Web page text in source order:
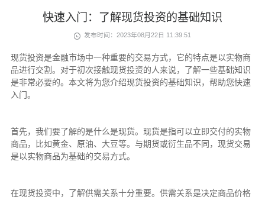
快速入门：了解现货投资的基础知识
发布时间：2023年08月22日 11:39:51
现货投资是金融市场中一种重要的交易方式，它的特点是以实物商
品进行交割。对于初次接触现货投资的人来说，了解一些基础知识
是非常必要的。本文将为您介绍现货投资的基础知识，帮助您快速
入门。
首先，我们要了解的是什么是现货。现货是指可以立即交付的实物
商品，比如黄金、原油、大豆等。与期货或衍生品不同，现货交易
是以实物商品为基础的交易方式。
在现货投资中，了解供需关系十分重要。供需关系是决定商品价格